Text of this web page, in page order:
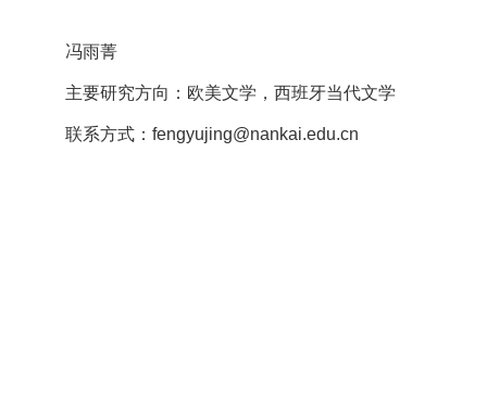
冯雨菁
主要研究方向：欧美文学，西班牙当代文学
联系方式：fengyujing@nankai.edu.cn